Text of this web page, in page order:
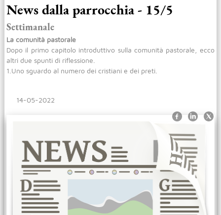
News dalla parrocchia - 15/5
Settimanale
La comunità pastorale
Dopo il primo capitolo introduttivo sulla comunità pastorale, ecco
altri due spunti di riflessione.
1.Uno sguardo al numero dei cristiani e dei preti.
14-05-2022